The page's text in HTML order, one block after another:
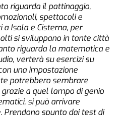
riguarda il pattinaggio,
spettacoli e
Isola e Cisterna, per
si sviluppano in tante città
riguarda la matematica e
verterà su esercizi su
una impostazione
potrebbero sembrare
a quel lampo di genio
si può arrivare
spunto dai test di